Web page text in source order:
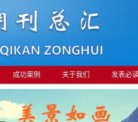
成功案例 关于我们 发表必